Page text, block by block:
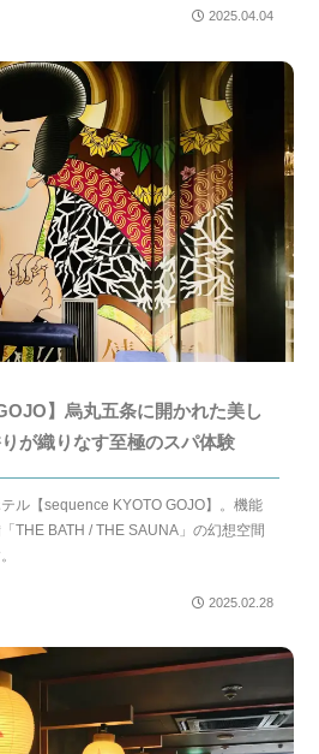
2025.04.04
】烏丸五条に開かれた美し
が織りなす至極のスパ体験
ル【sequence KYOTO GOJO】。機能
THE BATH / THE SAUNA」の幻想空間
2025.02.28